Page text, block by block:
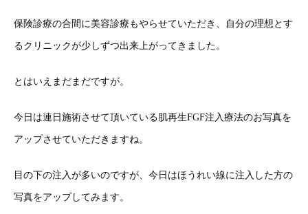
保険診療の合間に美容診療もやらせていただき、自分の理想とす
るクリニックが少しずつ出来上がってきました。
とはいえまだまだですが。
今日は連日施術させて頂いている肌再生FGF注入療法のお写真を
アップさせていただきますね。
目の下の注入が多いのですが、今日はほうれい線に注入した方の
写真をアップしてみます。